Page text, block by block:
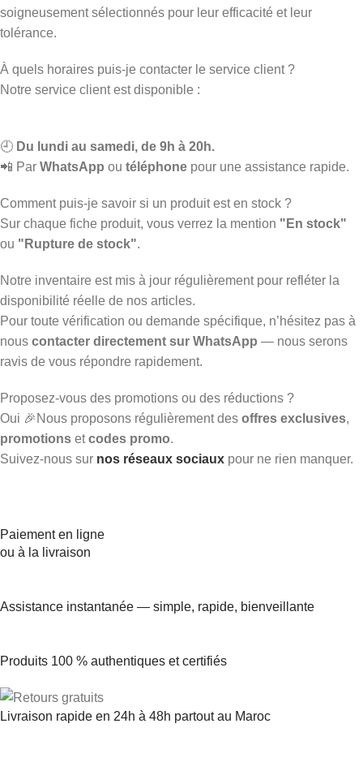
soigneusement sélectionnés pour leur efficacité et leur
tolérance.
À quels horaires puis-je contacter le service client ?
Notre service client est disponible :
🕘 Du lundi au samedi, de 9h à 20h.
📲 Par WhatsApp ou téléphone pour une assistance rapide.
Comment puis-je savoir si un produit est en stock ?
Sur chaque fiche produit, vous verrez la mention "En stock"
ou "Rupture de stock".
Notre inventaire est mis à jour régulièrement pour refléter la
disponibilité réelle de nos articles.
Pour toute vérification ou demande spécifique, n’hésitez pas à
nous contacter directement sur WhatsApp — nous serons
ravis de vous répondre rapidement.
Proposez-vous des promotions ou des réductions ?
Oui 🎉Nous proposons régulièrement des offres exclusives,
promotions etcodes promo.
Suivez-nous sur nos réseaux sociaux pour ne rien manquer.
Paiement en ligne
ou à la livraison
Assistance instantanée — simple, rapide, bienveillante
Produits 100 % authentiques et certifiés
Livraison rapide en 24h à 48h partout au Maroc